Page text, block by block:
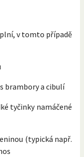
v tomto případě
brambory a cibulí
tyčinky namáčené
(typická např.